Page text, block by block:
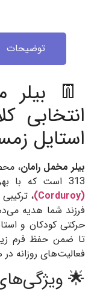
توضیحات
انتخابی
استایل
بیلر مخمل رامان،
313 است که با بهره‌گیری از بافت منحصربه‌فرد
(Corduroy)
،
فرزند شما هدیه
حرکتی کودکان و
تا ضمن حفظ فرم
فعالیت‌های روزانه
🌟